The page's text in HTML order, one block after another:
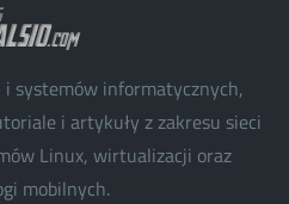
systemów informatycznych,
i artykuły z zakresu sieci
Linux, wirtualizacji oraz
mobilnych.